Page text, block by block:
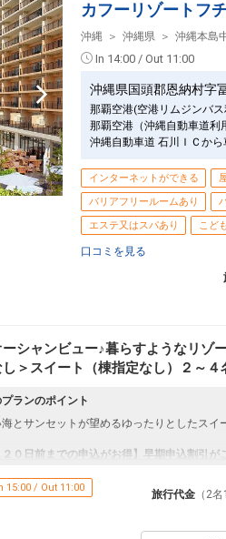
カフーリゾートフ
沖縄 沖縄県 沖縄本島
In 14:00 / Out 11:00
沖縄県国頭郡恩納村字
那覇空港(空港リムジンバ
那覇空港（沖縄自動車道利
沖縄自動車道 石川ＩＣから
インターネットができる
バリアフリールームあり
エステ又はスパあり
こど
口コミを見る
シャンビュー♪暮らすようなリゾ
＞スイート（棟指定なし）２～４
プランのポイント
とサンセットが望めるゆったりとしたスイ
２０日前までの申込がお得】早期申込割引が
つきおひとり様
申込期間を過ぎてからの変更（人数の内訳
泊数の増減等の変更）があった場合、早期
15:00 / Out 11:00
旅行代金 （2